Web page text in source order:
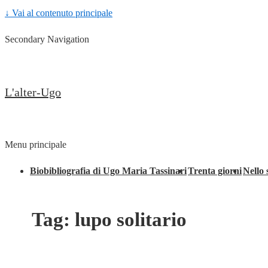
↓ Vai al contenuto principale
Secondary Navigation
L'alter-Ugo
Menu principale
Biobibliografia di Ugo Maria TassinariTrenta giorniNello
Tag: lupo solitario